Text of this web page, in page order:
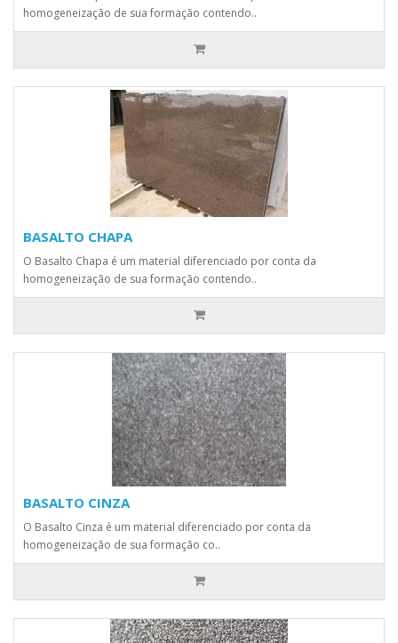
homogeneização de sua formação contendo..
BASALTO CHAPA
O Basalto Chapa é um material diferenciado por conta da
homogeneização de sua formação contendo..
BASALTO CINZA
O Basalto Cinza é um material diferenciado por conta da
homogeneização de sua formação co..